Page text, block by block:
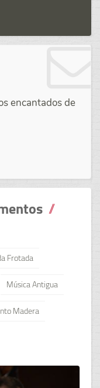
encantados de
Frotada
Música Antigua
Madera